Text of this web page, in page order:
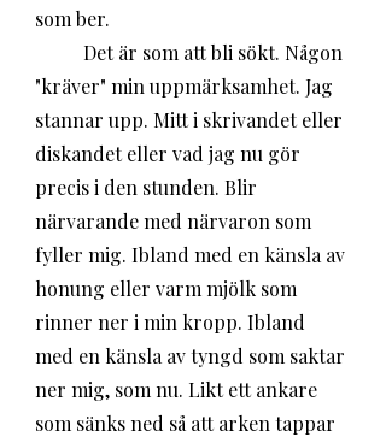
som ber.
"kräver" min uppmärksamhet. Jag
stannar upp. Mitt i skrivandet eller
diskandet eller vad jag nu gör
precis i den stunden. Blir
närvarande med närvaron som
fyller mig. Ibland med en känsla av
honung eller varm mjölk som
rinner ner i min kropp. Ibland
med en känsla av tyngd som saktar
ner mig, som nu. Likt ett ankare
som sänks ned så att arken tappar